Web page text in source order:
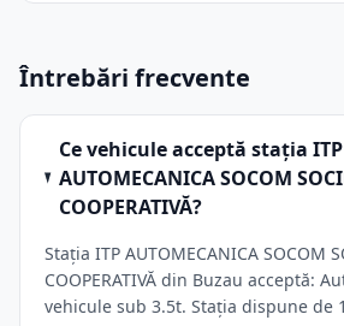
Întrebări frecvente
Ce vehicule acceptă stația ITP
AUTOMECANICA SOCOM
COOPERATIVĂ?
Stația ITP AUTOMECANICA SOCOM
COOPERATIVĂ din Buzau acceptă:
vehicule sub 3.5t. Stația dispune de